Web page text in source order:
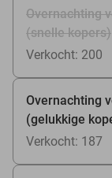
Overnachting
(snelle kopers)
Verkocht: 200
Overnachting
(gelukkige
Verkocht: 187